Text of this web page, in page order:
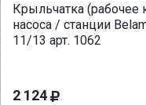
Крыльчатка (рабочее
насоса / станции
11/13 арт. 1062
2 124